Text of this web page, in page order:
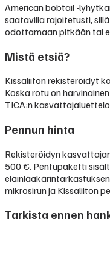
American bobtail -
saatavilla rajoitetusti,
odottamaan pitkään tai
Mistä etsiä?
Kissaliiton rekisteröidyt
Koska rotu on
TICA:n
Pennun hinta
Rekisteröidyn
500 €. Pentupaketti
mikrosirun ja Kissaliiton
Tarkista ennen